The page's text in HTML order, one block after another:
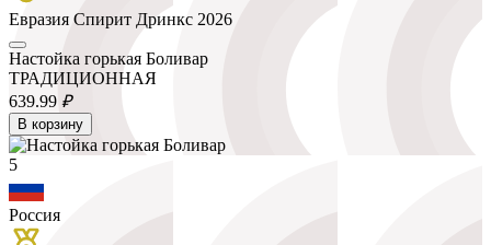
Евразия Спирит Дринкс 2026
Настойка горькая Боливар
ТРАДИЦИОННАЯ
639.99 ₽
В корзину
5
Россия